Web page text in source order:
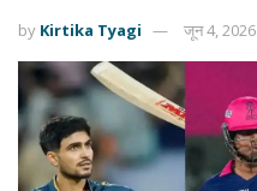
by Kirtika Tyagi जून 4, 2026